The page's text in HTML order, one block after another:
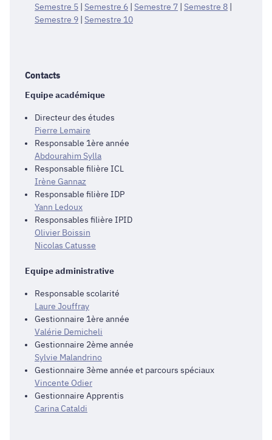
Semestre 5 | Semestre 6 | Semestre 7 | Semestre 8 |
Semestre 9 | Semestre 10
Contacts
Equipe académique
Directeur des études
Pierre Lemaire
Responsable 1ère année
Abdourahim Sylla
Responsable filière ICL
Irène Gannaz
Responsable filière IDP
Yann Ledoux
Responsables filière IPID
Olivier Boissin
Nicolas Catusse
Equipe administrative
Responsable scolarité
Laure Jouffray
Gestionnaire 1ère année
Valérie Demicheli
Gestionnaire 2ème année
Sylvie Malandrino
Gestionnaire 3ème année et parcours spéciaux
Vincente Odier
Gestionnaire Apprentis
Carina Cataldi